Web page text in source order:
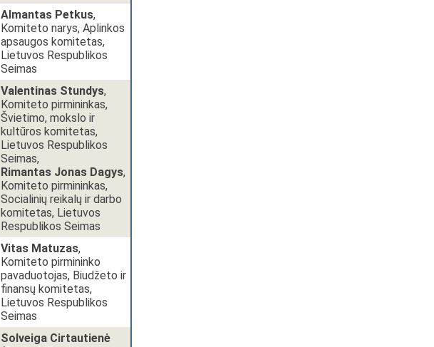
Almantas Petkus,
Komiteto narys, Aplinkos
apsaugos komitetas,
Lietuvos Respublikos
Seimas
Valentinas Stundys,
Komiteto pirmininkas,
Švietimo, mokslo ir
kultūros komitetas,
Lietuvos Respublikos
Seimas,
Rimantas Jonas Dagys,
Komiteto pirmininkas,
Socialinių reikalų ir darbo
komitetas, Lietuvos
Respublikos Seimas
Vitas Matuzas,
Komiteto pirmininko
pavaduotojas, Biudžeto ir
finansų komitetas,
Lietuvos Respublikos
Seimas
Solveiga Cirtautienė